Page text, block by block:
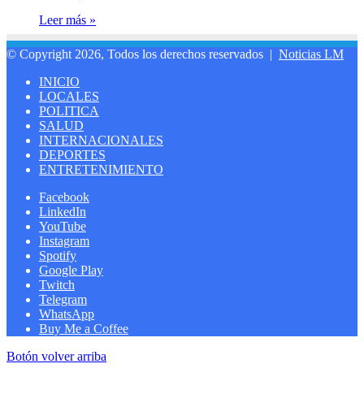
Leer más »
© Copyright 2026, Todos los derechos reservados | Noticias LM
INICIO
LOCALES
POLITICA
SALUD
INTERNACIONALES
DEPORTES
ENTRETENIMIENTO
Facebook
LinkedIn
YouTube
Instagram
Spotify
Google Play
Twitch
Telegram
WhatsApp
Buy Me a Coffee
Botón volver arriba